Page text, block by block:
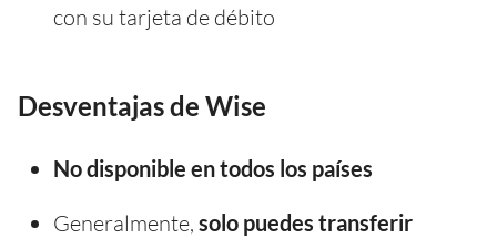
con su tarjeta de débito
Desventajas de Wise
No disponible en todos los países
Generalmente, solo puedes transferir